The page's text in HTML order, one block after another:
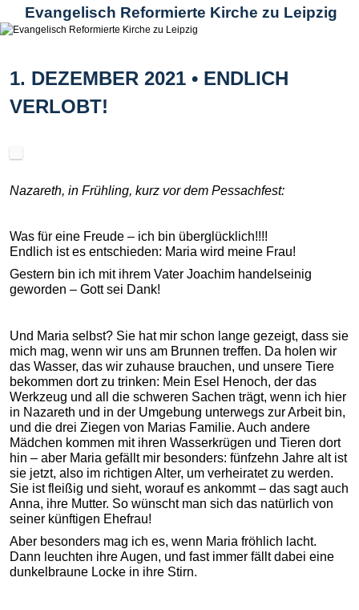
Evangelisch Reformierte Kirche zu Leipzig
1. DEZEMBER 2021 • ENDLICH
VERLOBT!
Nazareth, in Frühling, kurz vor dem Pessachfest:
Was für eine Freude – ich bin überglücklich!!!!
Endlich ist es entschieden: Maria wird meine Frau!
Gestern bin ich mit ihrem Vater Joachim handelseinig
geworden – Gott sei Dank!
Und Maria selbst? Sie hat mir schon lange gezeigt, dass sie
mich mag, wenn wir uns am Brunnen treffen. Da holen wir
das Wasser, das wir zuhause brauchen, und unsere Tiere
bekommen dort zu trinken: Mein Esel Henoch, der das
Werkzeug und all die schweren Sachen trägt, wenn ich hier
in Nazareth und in der Umgebung unterwegs zur Arbeit bin,
und die drei Ziegen von Marias Familie. Auch andere
Mädchen kommen mit ihren Wasserkrügen und Tieren dort
hin – aber Maria gefällt mir besonders: fünfzehn Jahre alt ist
sie jetzt, also im richtigen Alter, um verheiratet zu werden.
Sie ist fleißig und sieht, worauf es ankommt – das sagt auch
Anna, ihre Mutter. So wünscht man sich das natürlich von
seiner künftigen Ehefrau!
Aber besonders mag ich es, wenn Maria fröhlich lacht.
Dann leuchten ihre Augen, und fast immer fällt dabei eine
dunkelbraune Locke in ihre Stirn.